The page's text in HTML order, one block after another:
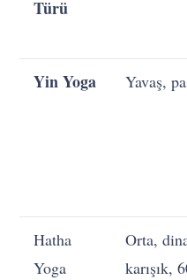
Türü
Yin Yoga Yavaş,
Hatha
Yoga
Orta,
karışık,